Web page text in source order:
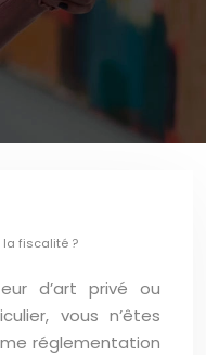
la fiscalité ?
d’art privé ou
vous n’êtes
réglementation